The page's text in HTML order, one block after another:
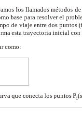
los llamados métodos
base para resolver el
de viaje entre dos puntos
esta trayectoria inicial
como:
que conecta los puntos Pi(x